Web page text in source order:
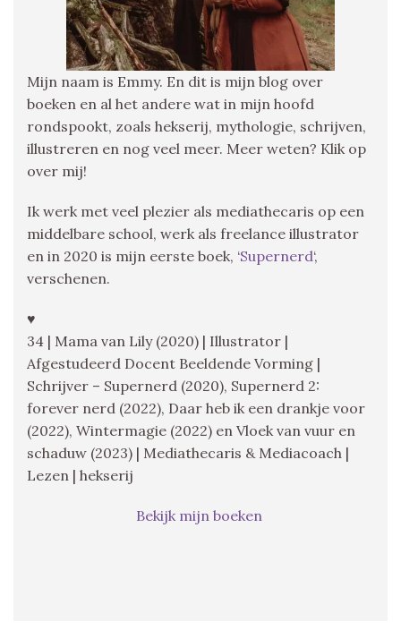
Mijn naam is Emmy. En dit is mijn blog over
boeken en al het andere wat in mijn hoofd
rondspookt, zoals hekserij, mythologie, schrijven,
illustreren en nog veel meer. Meer weten? Klik op
over mij!
Ik werk met veel plezier als mediathecaris op een
middelbare school, werk als freelance illustrator
en in 2020 is mijn eerste boek, ‘Supernerd‘,
verschenen.
♥
34 | Mama van Lily (2020) | Illustrator |
Afgestudeerd Docent Beeldende Vorming |
Schrijver – Supernerd (2020), Supernerd 2:
forever nerd (2022), Daar heb ik een drankje voor
(2022), Wintermagie (2022) en Vloek van vuur en
schaduw (2023) | Mediathecaris & Mediacoach |
Lezen | hekserij
Bekijk mijn boeken